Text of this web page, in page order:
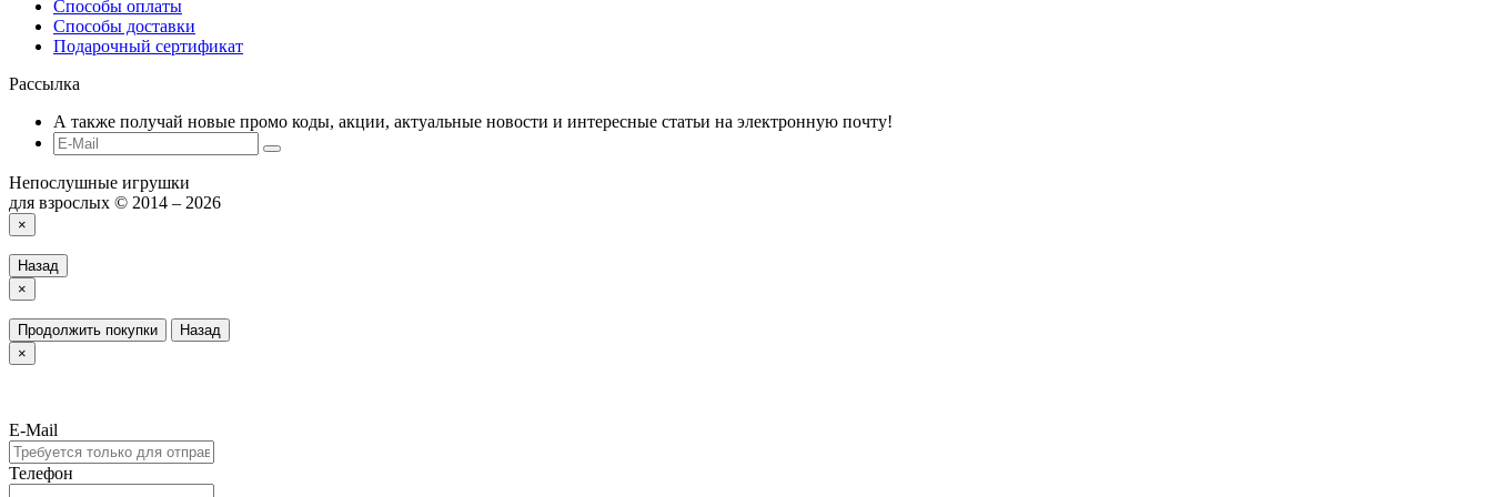
Способы оплаты
Способы доставки
Подарочный сертификат
Рассылка
А также получай новые промо коды, акции, актуальные новости и интересные статьи на электронную почту!
Непослушные игрушки
для взрослых © 2014 – 2026
×
Назад
×
Продолжить покупки
Назад
×
E-Mail
Телефон